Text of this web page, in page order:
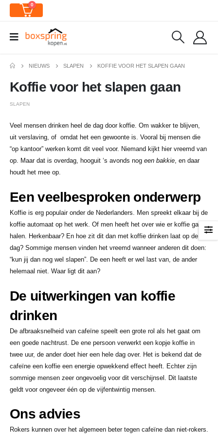
0
NIEUWS SLAPEN KOFFIE VOOR HET SLAPEN GAAN
Koffie voor het slapen gaan
SLAPEN
Veel mensen drinken heel de dag door koffie. Om wakker te blijven,
uit verslaving, of omdat het een gewoonte is. Vooral bij mensen die
“op kantoor” werken komt dit veel voor. Niemand kijkt hier vreemd van
op. Maar dat is overdag, hooguit ‘s avonds nog een bakkie, en daar
houdt het mee op.
Een veelbesproken onderwerp
Koffie is erg populair onder de Nederlanders. Men spreekt elkaar bij de
koffie automaat op het werk. Of men heeft het over wie er koffie gaat
halen. Herkenbaar? En hoe zit dit dan met koffie drinken laat op de
dag? Sommige mensen vinden het vreemd wanneer anderen dit doen:
“kun jij dan nog wel slapen”. De een heeft er wel last van, de ander
helemaal niet. Waar ligt dit aan?
De uitwerkingen van koffie
drinken
De afbraaksnelheid van cafeïne speelt een grote rol als het gaat om
een goede nachtrust. De ene persoon verwerkt een kopje koffie in
twee uur, de ander doet hier een hele dag over. Het is bekend dat de
cafeïne een koffie een energie opwekkend effect heeft. Echter zijn
sommige mensen zeer ongevoelig voor dit verschijnsel. Dit laatste
geldt voor ongeveer één op de vijfentwintig mensen.
Ons advies
Rokers kunnen over het algemeen beter tegen cafeïne dan niet-rokers.